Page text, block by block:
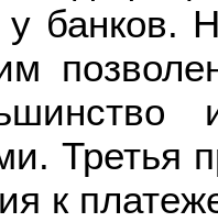
у банков.
Третья
к